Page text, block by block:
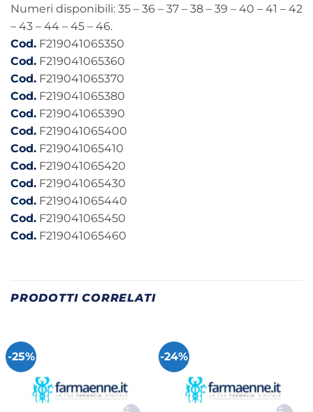
Numeri disponibili: 35 – 36 – 37 – 38 – 39 – 40 – 41 – 42
– 43 – 44 – 45 – 46.
Cod. F219041065350
Cod. F219041065360
Cod. F219041065370
Cod. F219041065380
Cod. F219041065390
Cod. F219041065400
Cod. F219041065410
Cod. F219041065420
Cod. F219041065430
Cod. F219041065440
Cod. F219041065450
Cod. F219041065460
PRODOTTI CORRELATI
-25% -24%